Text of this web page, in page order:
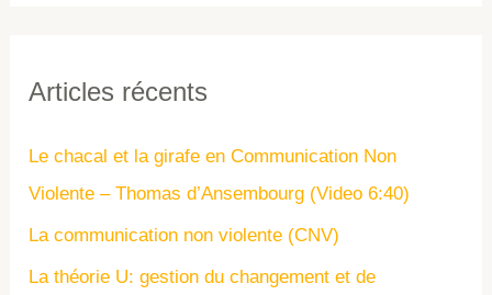
Articles récents
Le chacal et la girafe en Communication Non
Violente – Thomas d’Ansembourg (Video 6:40)
La communication non violente (CNV)
La théorie U: gestion du changement et de